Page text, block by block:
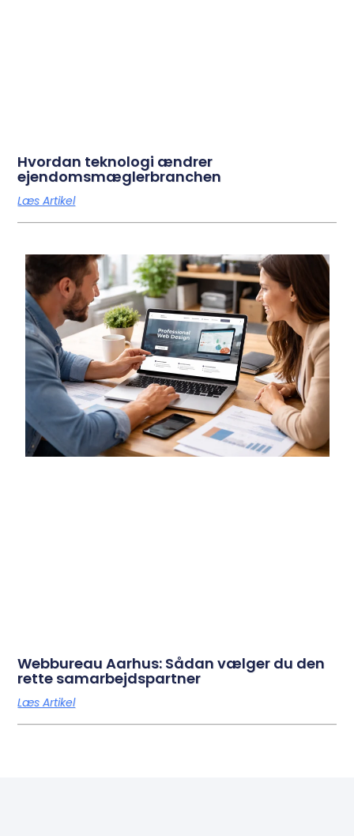
Hvordan teknologi ændrer
ejendomsmæglerbranchen
Læs Artikel
Webbureau Aarhus: Sådan vælger du den
rette samarbejdspartner
Læs Artikel